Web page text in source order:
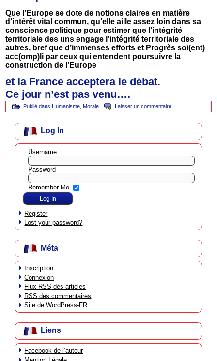
Que l’Europe se dote de notions claires en matière
d’intérêt vital commun, qu’elle aille assez loin dans sa
conscience politique pour estimer que l’intégrité
territoriale des uns engage l’intégrité territoriale des
autres, bref que d’immenses efforts et Progrès soi(ent)
acc(omp)li par ceux qui entendent poursuivre la
construction de l’Europe
et la France acceptera le débat.
Ce jour n’est pas venu….
Publié dans Humanisme Morale | Laisser un commentaire
Log In
Username
Password
Remember Me
Register
Lost your password?
Méta
Inscription
Connexion
Flux RSS des articles
RSS des commentaires
Site de WordPress-FR
Liens
Facebook de l’auteur